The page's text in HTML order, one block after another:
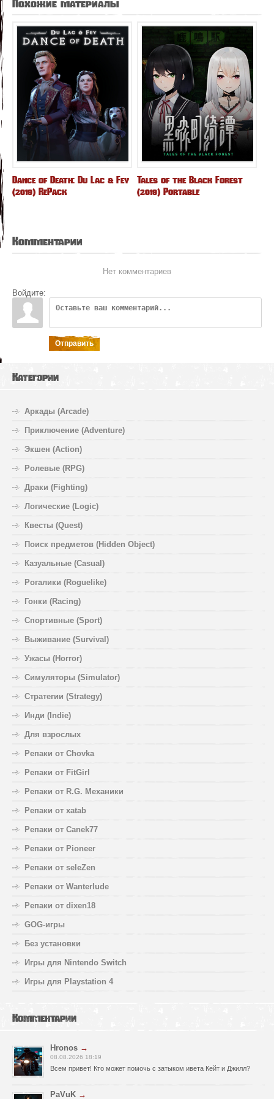
Похожие материалы
Dance of Death: Du Lac & Fey
(2019) RePack
Tales of the Black Forest
(2019) Portable
Комментарии
Нет комментариев
Войдите:
Отправить
Категории
Аркады (Arcade)
Приключение (Adventure)
Экшен (Action)
Ролевые (RPG)
Драки (Fighting)
Логические (Logic)
Квесты (Quest)
Поиск предметов (Hidden Object)
Казуальные (Casual)
Рогалики (Roguelike)
Гонки (Racing)
Спортивные (Sport)
Выживание (Survival)
Ужасы (Horror)
Симуляторы (Simulator)
Стратегии (Strategy)
Инди (Indie)
Для взрослых
Репаки от Chovka
Репаки от FitGirl
Репаки от R.G. Механики
Репаки от xatab
Репаки от Canek77
Репаки от Pioneer
Репаки от seleZen
Репаки от Wanterlude
Репаки от dixen18
GOG-игры
Без установки
Игры для Nintendo Switch
Игры для Playstation 4
Комментарии
Hronos →
08.08.2026 18:19
Всем привет! Кто может помочь с затыком ивета Кейт и Джилл?
PaVuK →